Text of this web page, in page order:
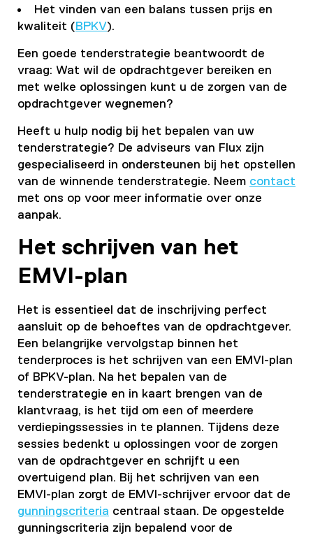
Het vinden van een balans tussen prijs en
kwaliteit (BPKV).
Een goede tenderstrategie beantwoordt de
vraag: Wat wil de opdrachtgever bereiken en
met welke oplossingen kunt u de zorgen van de
opdrachtgever wegnemen?
Heeft u hulp nodig bij het bepalen van uw
tenderstrategie? De adviseurs van Flux zijn
gespecialiseerd in ondersteunen bij het opstellen
van de winnende tenderstrategie. Neem contact
met ons op voor meer informatie over onze
aanpak.
Het schrijven van het
EMVI-plan
Het is essentieel dat de inschrijving perfect
aansluit op de behoeftes van de opdrachtgever.
Een belangrijke vervolgstap binnen het
tenderproces is het schrijven van een EMVI-plan
of BPKV-plan. Na het bepalen van de
tenderstrategie en in kaart brengen van de
klantvraag, is het tijd om een of meerdere
verdiepingssessies in te plannen. Tijdens deze
sessies bedenkt u oplossingen voor de zorgen
van de opdrachtgever en schrijft u een
overtuigend plan. Bij het schrijven van een
EMVI-plan zorgt de EMVI-schrijver ervoor dat de
gunningscriteria centraal staan. De opgestelde
gunningscriteria zijn bepalend voor de